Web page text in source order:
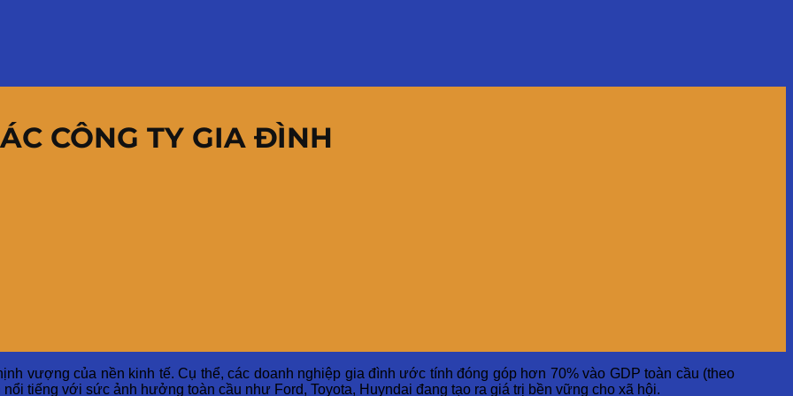
CÔNG TY GIA ĐÌNH
vượng của nền kinh tế. Cụ thể, các doanh nghiệp gia đình ước tính đóng góp hơn 70% vào GDP toàn cầu (theo
tiếng với sức ảnh hưởng toàn cầu như Ford, Toyota, Huyndai đang tạo ra giá trị bền vững cho xã hội.